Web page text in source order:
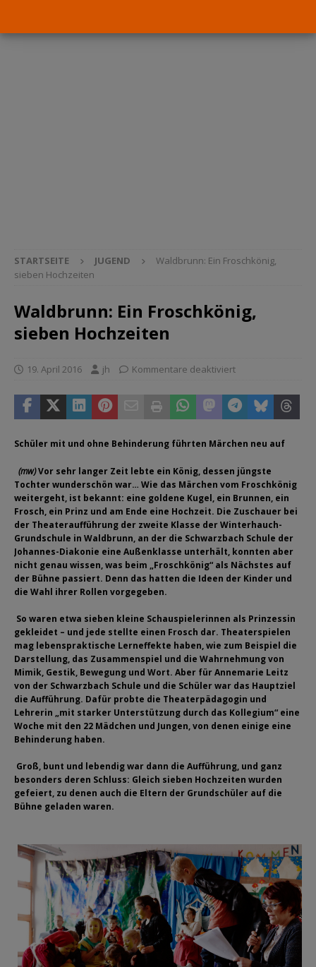
STARTSEITE JUGEND
Waldbrunn: Ein Froschkönig,
sieben Hochzeiten
Waldbrunn: Ein Froschkönig,
sieben Hochzeiten
19. April 2016 jh Kommentare deaktiviert
Schüler mit und ohne Behinderung führten Märchen neu auf
(mw)Vor sehr langer Zeit lebte ein König, dessen jüngste
Tochter wunderschön war… Wie das Märchen vom Froschkönig
weitergeht, ist bekannt: eine goldene Kugel, ein Brunnen, ein
Frosch, ein Prinz und am Ende eine Hochzeit. Die Zuschauer bei
der Theateraufführung der zweite Klasse der Winterhauch-
Grundschule in Waldbrunn, an der die Schwarzbach Schule der
Johannes-Diakonie eine Außenklasse unterhält, konnten aber
nicht genau wissen, was beim „Froschkönig“ als Nächstes auf
der Bühne passiert. Denn das hatten die Ideen der Kinder und
die Wahl ihrer Rollen vorgegeben.
So waren etwa sieben kleine Schauspielerinnen als Prinzessin
gekleidet – und jede stellte einen Frosch dar. Theaterspielen
mag lebenspraktische Lerneffekte haben, wie zum Beispiel die
Darstellung, das Zusammenspiel und die Wahrnehmung von
Mimik, Gestik, Bewegung und Wort. Aber für Annemarie Leitz
von der Schwarzbach Schule und die Schüler war das Hauptziel
die Aufführung. Dafür probte die Theaterpädagogin und
Lehrerin „mit starker Unterstützung durch das Kollegium“ eine
Woche mit den 22 Mädchen und Jungen, von denen einige eine
Behinderung haben.
Groß, bunt und lebendig war dann die Aufführung, und ganz
besonders deren Schluss: Gleich sieben Hochzeiten wurden
gefeiert, zu denen auch die Eltern der Grundschüler auf die
Bühne geladen waren.